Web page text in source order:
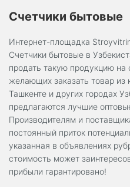
Счетчики бытовые
Интернет-площадка
Счетчики бытовые в
продать такую продукцию
желающих заказать товар из
Ташкенте и других городах
предлагаются лучшие
Производителям и
постоянный приток
указанная в объявлениях
стоимость может
прибыли гарантировано!